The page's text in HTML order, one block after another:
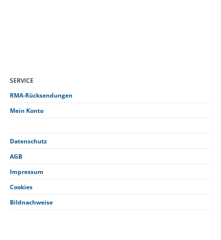
SERVICE
RMA-Rücksendungen
Mein Konto
Datenschutz
AGB
Impressum
Cookies
Bildnachweise